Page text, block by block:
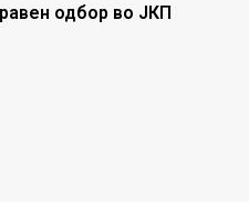
одбор во ЈКП